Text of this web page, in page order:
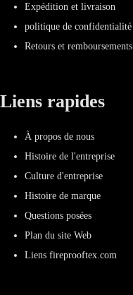
Expédition et livraison
politique de confidentialité
Retours et remboursements
Liens rapides
À propos de nous
Histoire de l'entreprise
Culture d'entreprise
Histoire de marque
Questions posées
Plan du site Web
Liens fireprooftex.com